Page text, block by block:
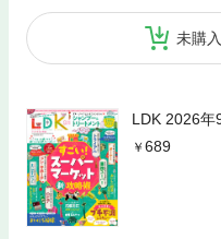
未購
LDK 2026年
689